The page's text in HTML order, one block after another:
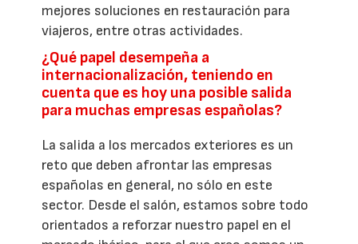
mejores soluciones en restauración para
viajeros, entre otras actividades.
¿Qué papel desempeña a
internacionalización, teniendo en
cuenta que es hoy una posible salida
para muchas empresas españolas?
La salida a los mercados exteriores es un
reto que deben afrontar las empresas
españolas en general, no sólo en este
sector. Desde el salón, estamos sobre todo
orientados a reforzar nuestro papel en el